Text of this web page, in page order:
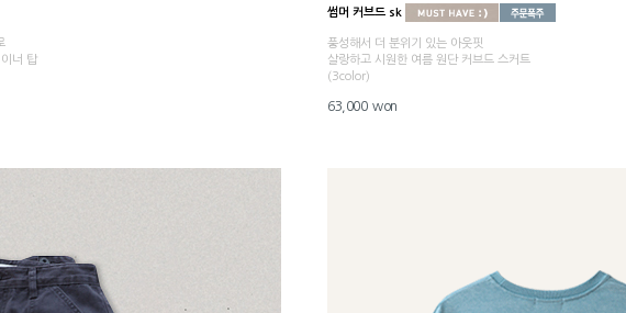
너 탑
썸머 커브드 sk
풍성해서 더 분위기 있는 아웃핏
살랑하고 시원한 여름 원단 커브드 스커트
(3color)
63,000 won